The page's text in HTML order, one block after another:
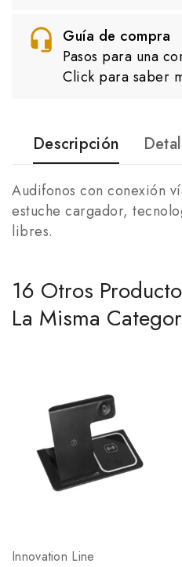
Guía de compra
Pasos para una
Click para saber
Descripción
Audifonos con conexión
estuche cargador,
libres.
16 Otros
La Misma
Innovation Line